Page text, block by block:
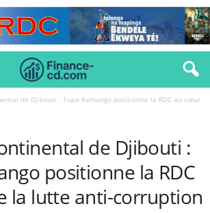
de Djibouti : Tupa Kamango positionne la RDC au cœur
de Djibouti :
positionne la RDC
la lutte anti-corruption